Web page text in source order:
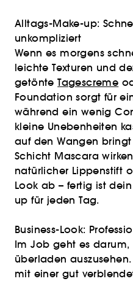
Alltags-Make-up:
unkompliziert
Wenn es morgens
leichte Texturen und
getönteTagescreme
Foundation sorgt für
während ein wenig
kleine Unebenheiten
auf den Wangen
Schicht Mascara
natürlicher Lippenstift
Look ab – fertig ist
up für jeden Tag.
Business-Look:
Im Job geht es
überladen
mit einer gut